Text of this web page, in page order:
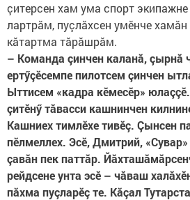
çитерсен хам ума спорт
лартрăм, пуçлăхсен умӗнче хамăн
кăтартма тăрăшрăм.
– Команда çинчен каланă, çырнă
ертӳçӗсемпе пилотсем çинчен
Ыттисем «кадра кӗмесӗр»
çитӗнӳ тăвасси кашнинчен
Кашниех тимлӗхе тивӗç. Çынсен
пӗлмеллех. Эсӗ, Дмитрий,
çавăн пек паттăр.
рейдсене унта эсӗ – чăваш
пăхма пуçларӗç те. Кăçал